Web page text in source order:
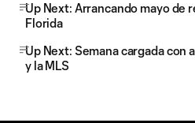
Up Next: Arrancando mayo de
Florida
Up Next: Semana cargada con
y la MLS